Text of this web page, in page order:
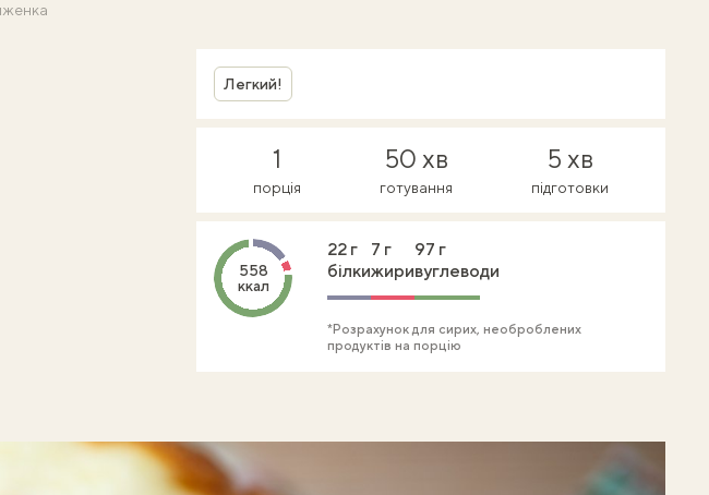
Легкий!
1
порція
50 хв
готування
5 хв
підготовки
558
ккал
22 г
білки
7 г
жири
97 г
вуглеводи
*Розрахунок для сирих, необроблених
продуктів на порцію